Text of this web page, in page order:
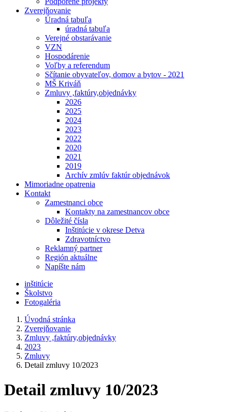
Zverejňovanie
Úradná tabuľa
úradná tabuľa
Verejné obstarávanie
VZN
Hospodárenie
Voľby a referendum
Sčítanie obyvateľov, domov a bytov - 2021
MŠ Kriváň
Zmluvy ,faktúry,objednávky
2026
2025
2024
2023
2022
2020
2021
2019
Archív zmlúv faktúr objednávok
Mimoriadne opatrenia
Kontakt
Zamestnanci obce
Kontakty na zamestnancov obce
Dôležité čísla
Inštitúcie v okrese Detva
Zdravotníctvo
Reklamný partner
Región aktuálne
Napíšte nám
inštitúcie
Školstvo
Fotogaléria
Úvodná stránka
Zverejňovanie
Zmluvy ,faktúry,objednávky
2023
Zmluvy
Detail zmluvy 10/2023
Detail zmluvy 10/2023